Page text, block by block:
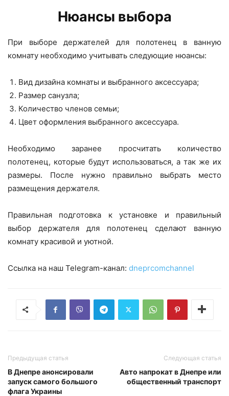
Нюансы выбора
При выборе держателей для полотенец в ванную
комнату необходимо учитывать следующие нюансы:
Вид дизайна комнаты и выбранного аксессуара;
Размер санузла;
Количество членов семьи;
Цвет оформления выбранного аксессуара.
Необходимо заранее просчитать количество
полотенец, которые будут использоваться, а так же их
размеры. После нужно правильно выбрать место
размещения держателя.
Правильная подготовка к установке и правильный
выбор держателя для полотенец сделают ванную
комнату красивой и уютной.
Ссылка на наш Telegram-канал: dneprcomchannel
Предыдущая статья
В Днепре анонсировали
запуск самого большого
флага Украины
Следующая статья
Авто напрокат в Днепре или
общественный транспорт